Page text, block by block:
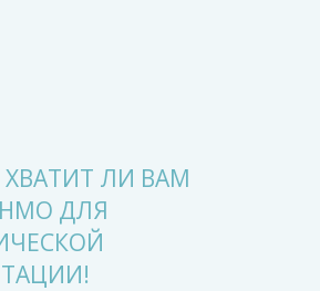
ХВАТИТ ЛИ ВАМ
ДЛЯ